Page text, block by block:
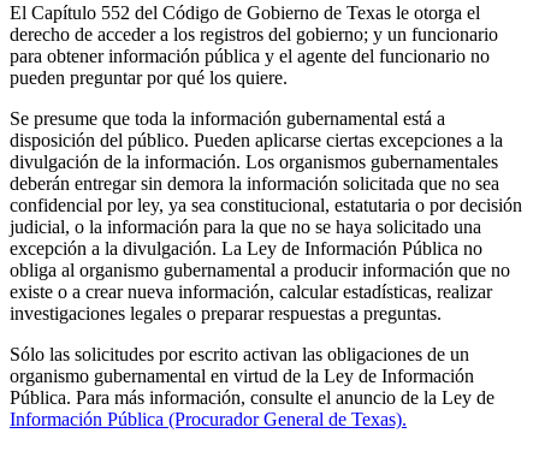
El Capítulo 552 del Código de Gobierno de Texas le otorga el
derecho de acceder a los registros del gobierno; y un funcionario
para obtener información pública y el agente del funcionario no
pueden preguntar por qué los quiere.
Se presume que toda la información gubernamental está a
disposición del público. Pueden aplicarse ciertas excepciones a la
divulgación de la información. Los organismos gubernamentales
deberán entregar sin demora la información solicitada que no sea
confidencial por ley, ya sea constitucional, estatutaria o por decisión
judicial, o la información para la que no se haya solicitado una
excepción a la divulgación. La Ley de Información Pública no
obliga al organismo gubernamental a producir información que no
existe o a crear nueva información, calcular estadísticas, realizar
investigaciones legales o preparar respuestas a preguntas.
Sólo las solicitudes por escrito activan las obligaciones de un
organismo gubernamental en virtud de la Ley de Información
Pública. Para más información, consulte el anuncio de la Ley de
Información Pública (Procurador General de Texas).